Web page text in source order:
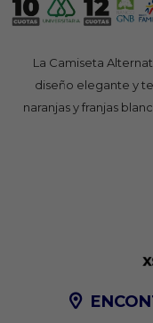
La Camiseta
diseño elegante y
naranjas y franjas